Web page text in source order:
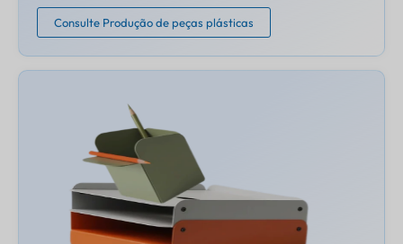
Consulte Produção de peças plásticas